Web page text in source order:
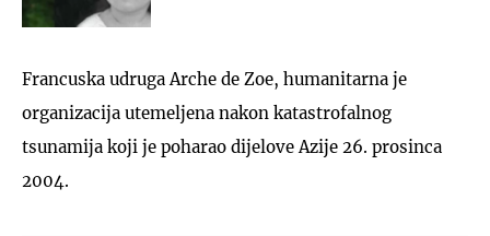
Francuska udruga Arche de Zoe, humanitarna je
organizacija utemeljena nakon katastrofalnog
tsunamija koji je poharao dijelove Azije 26. prosinca
2004.